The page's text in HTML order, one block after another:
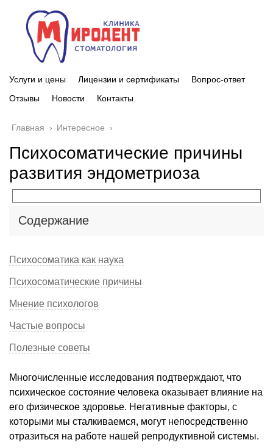
Услуги и цены Лицензии и сертификаты
Вопрос-ответ
Отзывы
Новости Контакты
Главная › Интересное ›
Психосоматические причины
развития эндометриоза
Содержание
Психосоматика как наука
Психосоматические причины
Мнение психологов
Частые вопросы
Полезные советы
Многочисленные исследования подтверждают, что
психическое состояние человека оказывает влияние на
его физическое здоровье. Негативные факторы, с
которыми мы сталкиваемся, могут непосредственно
отразиться на работе нашей репродуктивной системы.